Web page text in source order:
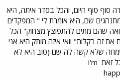
סוף סוף היום, והכל בסדר איתה, היא
מתנהגים שם, היא אומרת לי " המפקדים
שהם מתים להתפוצץ מצחוק" הכל
זה בקלות" וואי איזה מותק היא אני
שלא קשה לה שם (טוב היא לא
זאת i'm